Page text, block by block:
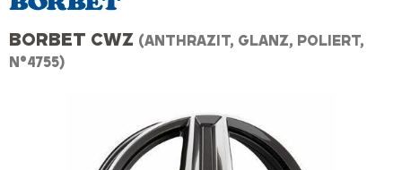
BORBET CWZ (ANTHRAZIT, GLANZ, POLIERT,
N°4755)